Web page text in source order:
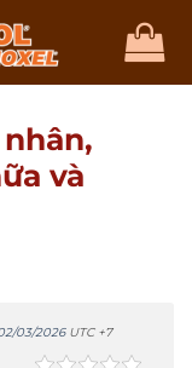
và
03/2026UTC +7